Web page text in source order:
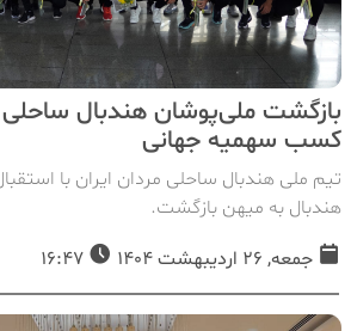
بازگشت ملی‌پوشان هندبال ساحلی
کسب سهمیه جهانی
تیم ملی هندبال ساحلی مردان ایران با
هندبال به میهن بازگشت.
جمعه, 26 اردیبهشت 1404